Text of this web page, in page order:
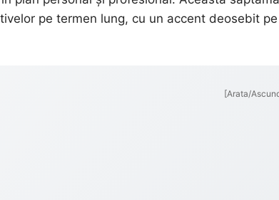
pe termen lung, cu un accent deosebit pe
[Arata/